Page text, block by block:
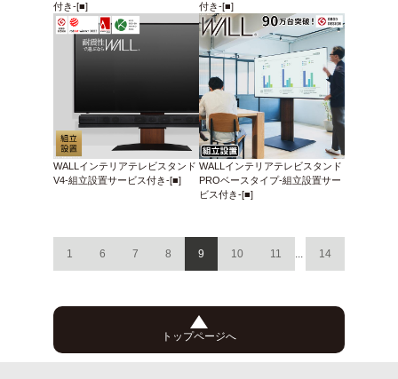
付き-[■]
付き-[■]
WALLインテリアテレビスタンド
V4-組立設置サービス付き-[■]
WALLインテリアテレビスタンド
PROベースタイプ-組立設置サー
ビス付き-[■]
1 6 7 8 9 10 11 ... 14
トップページへ